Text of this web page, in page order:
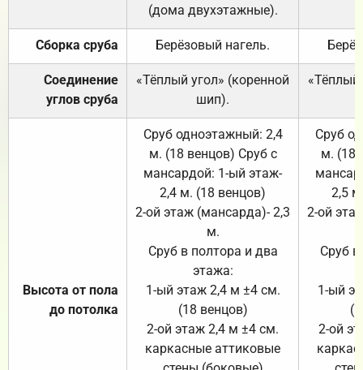
(дома двухэтажные).
Сборка сруба Берёзовый нагель.
Соединение
углов сруба
«Тёплый угол» (коренной
шип).
«Тёплый
Высота от пола
до потолка
Сруб одноэтажный: 2,4
м. (18 венцов) Сруб с
мансардой: 1-ый этаж-
2,4 м. (18 венцов)
2-ой этаж (мансарда)- 2,3
м.
Сруб в полтора и два
этажа:
1-ый этаж 2,4 м ±4 см.
(18 венцов)
2-ой этаж 2,4 м ±4 см.
каркасные аттиковые
Сруб
м. (18
2,5
2-ой
Сруб
1-ый
2-ой